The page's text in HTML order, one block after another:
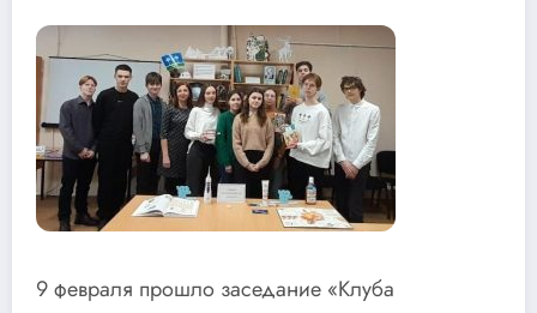
9 февраля прошло заседание «Клуба